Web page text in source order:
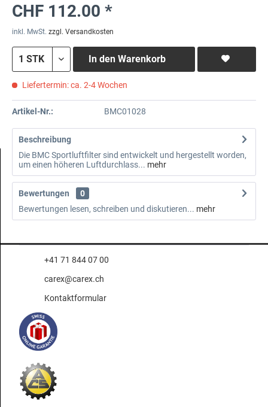
CHF 112.00 *
inkl. MwSt. zzgl. Versandkosten
In den Warenkorb
Liefertermin: ca. 2-4 Wochen
Artikel-Nr.: BMC01028
Beschreibung
Die BMC Sportluftfilter sind entwickelt und hergestellt worden,
um einen höheren Luftdurchlass... mehr
Bewertungen
0
Bewertungen lesen, schreiben und diskutieren... mehr
+41 71 844 07 00
carex@carex.ch
Kontaktformular